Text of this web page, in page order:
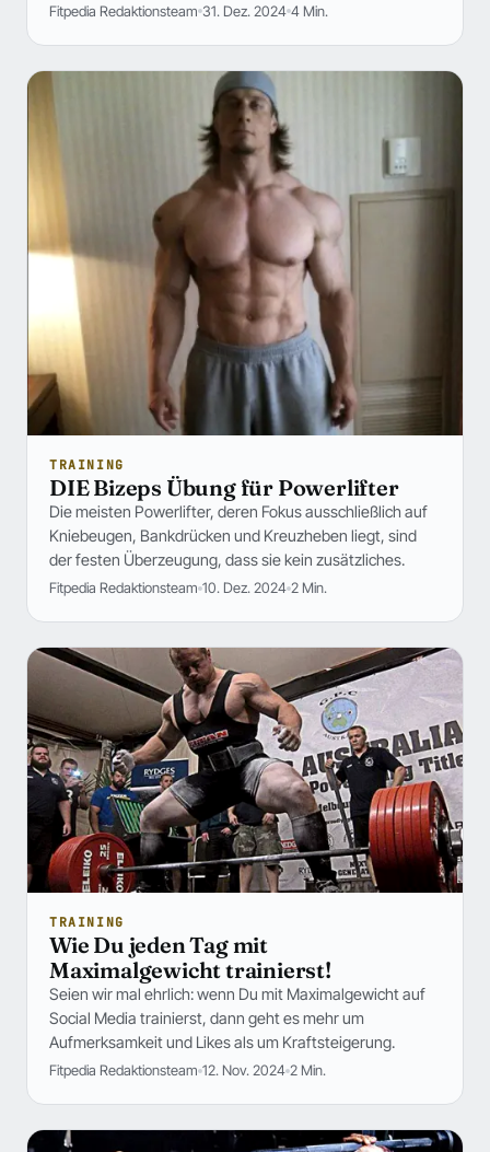
Fitpedia Redaktionsteam 31. Dez. 2024 4 Min.
TRAINING
DIE Bizeps Übung für Powerlifter
Die meisten Powerlifter, deren Fokus ausschließlich auf
Kniebeugen, Bankdrücken und Kreuzheben liegt, sind
der festen Überzeugung, dass sie kein zusätzliches.
Fitpedia Redaktionsteam 10. Dez. 2024 2 Min.
TRAINING
Wie Du jeden Tag mit
Maximalgewicht trainierst!
Seien wir mal ehrlich: wenn Du mit Maximalgewicht auf
Social Media trainierst, dann geht es mehr um
Aufmerksamkeit und Likes als um Kraftsteigerung.
Fitpedia Redaktionsteam 12. Nov. 2024 2 Min.